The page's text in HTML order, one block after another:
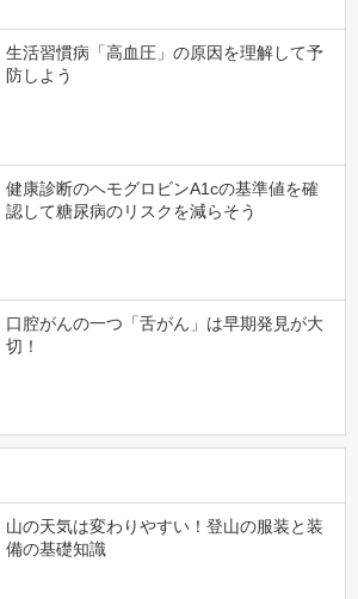
生活習慣病「高血圧」の原因を理解して予
防しよう
健康診断のヘモグロビンA1cの基準値を確
認して糖尿病のリスクを減らそう
口腔がんの一つ「舌がん」は早期発見が大
切！
山の天気は変わりやすい！登山の服装と装
備の基礎知識